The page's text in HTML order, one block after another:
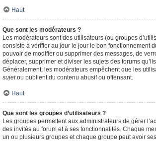
Haut
Que sont les modérateurs ?
Les modérateurs sont des utilisateurs (ou groupes
consiste à vérifier au jour le jour le bon fonctionnement
pouvoir de modifier ou supprimer des messages, de
déplacer, supprimer et diviser les sujets des forums
Généralement, les modérateurs empêchent que les
sujetou publient du contenu abusif ou offensant.
Haut
Que sont les groupes d’utilisateurs ?
Les groupes permettent aux administrateurs de gérer
des invités au forum et à ses fonctionnalités. Chaque
un ou plusieurs groupes et chaque groupe peut avoir